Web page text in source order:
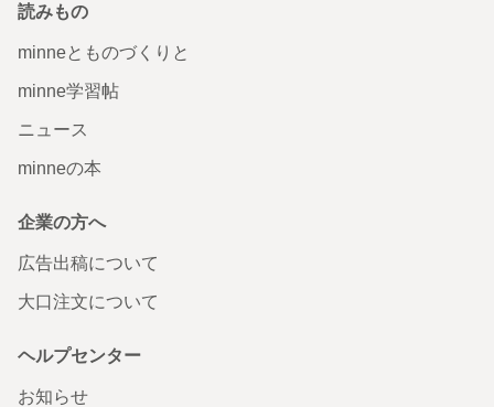
読みもの
minneとものづくりと
minne学習帖
ニュース
minneの本
企業の方へ
広告出稿について
大口注文について
ヘルプセンター
お知らせ